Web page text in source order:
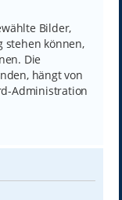
Bilder,
stehen können,
Die
hängt von
Administration